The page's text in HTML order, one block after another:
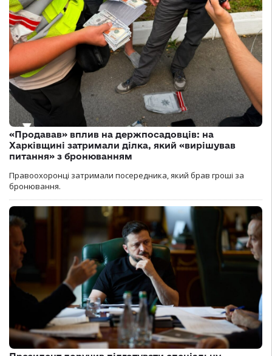
«Продавав» вплив на держпосадовців: на
Харківщині затримали ділка, який «вирішував
питання» з бронюванням
Правоохоронці затримали посередника, який брав гроші за
бронювання.